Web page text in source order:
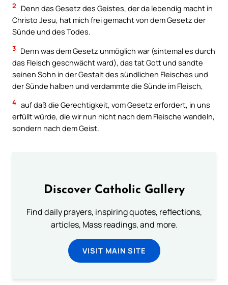
2
Denn das Gesetz des Geistes, der da lebendig macht in
Christo Jesu, hat mich frei gemacht von dem Gesetz der
Sünde und des Todes.
3 Denn was dem Gesetz unmöglich war (sintemal es durch
das Fleisch geschwächt ward), das tat Gott und sandte
seinen Sohn in der Gestalt des sündlichen Fleisches und
der Sünde halben und verdammte die Sünde im Fleisch,
4 auf daß die Gerechtigkeit, vom Gesetz erfordert, in uns
erfüllt würde, die wir nun nicht nach dem Fleische wandeln,
sondern nach dem Geist.
Discover Catholic Gallery
Find daily prayers, inspiring quotes, reflections,
articles, Mass readings, and more.
VISIT MAIN SITE